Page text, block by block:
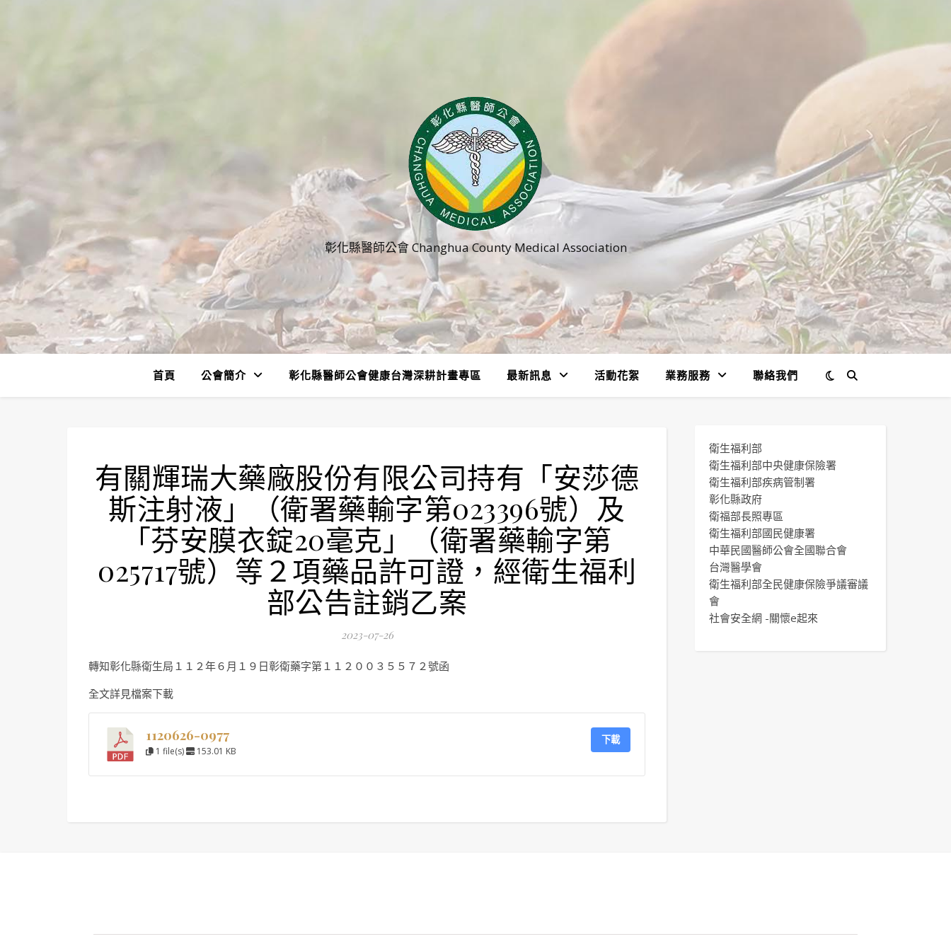
彰化縣醫師公會 Changhua County Medical Association
首頁 公會簡介 彰化縣醫師公會健康台灣深耕計畫專區 最新訊息 活動花絮 業務服務 聯絡我們
有關輝瑞大藥廠股份有限公司持有「安莎德
斯注射液」（衛署藥輸字第023396號）及
「芬安膜衣錠20毫克」（衛署藥輸字第
025717號）等２項藥品許可證，經衛生福利
部公告註銷乙案
2023-07-26
轉知彰化縣衛生局１１２年６月１９日彰衛藥字第１１２００３５５７２號函
全文詳見檔案下載
1120626-0977
1 file(s) 153.01 KB
下載
衛生福利部
衛生福利部中央健康保險署
衛生福利部疾病管制署
彰化縣政府
衛福部長照專區
衛生福利部國民健康署
中華民國醫師公會全國聯合會
台灣醫學會
衛生福利部全民健康保險爭議審議
會
社會安全網 -關懷e起來